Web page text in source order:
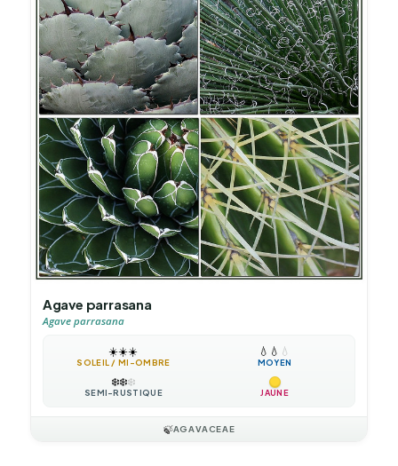
Agave parrasana
Agave parrasana
☀️☀️☀️
SOLEIL / MI-OMBRE
💧 💧 💧
MOYEN
❄️❄️❄️
SEMI-RUSTIQUE JAUNE
🍃AGAVACEAE